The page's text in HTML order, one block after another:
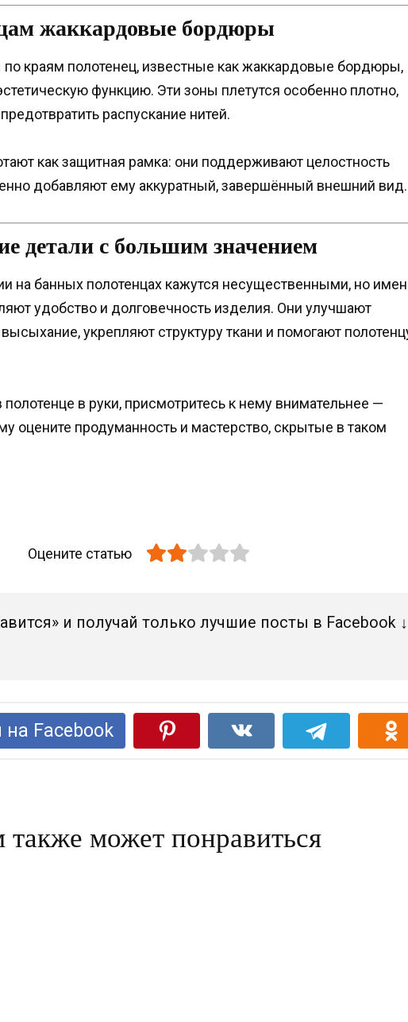
жаккардовые бордюры
краям полотенец, известные как жаккардовые бордюры,
функцию. Эти зоны плетутся особенно плотно,
распускание нитей.
как защитная рамка: они поддерживают целостность
добавляют ему аккуратный, завершённый внешний вид.
детали с большим значением
на банных полотенцах кажутся несущественными, но
удобство и долговечность изделия. Они улучшают
укрепляют структуру ткани и помогают
в руки, присмотритесь к нему внимательнее —
оцените продуманность и мастерство, скрытые в таком
Оцените статью
и получай только лучшие посты в Facebook ↓
на Facebook
может понравиться